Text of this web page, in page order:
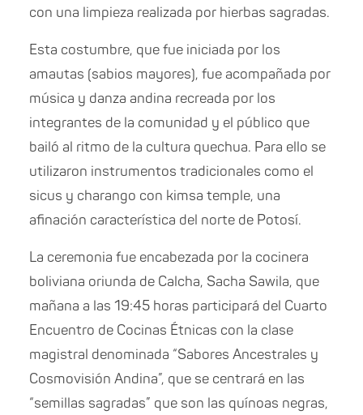
con una limpieza realizada por hierbas sagradas.
Esta costumbre, que fue iniciada por los
amautas (sabios mayores), fue acompañada por
música y danza andina recreada por los
integrantes de la comunidad y el público que
bailó al ritmo de la cultura quechua. Para ello se
utilizaron instrumentos tradicionales como el
sicus y charango con kimsa temple, una
afinación característica del norte de Potosí.
La ceremonia fue encabezada por la cocinera
boliviana oriunda de Calcha, Sacha Sawila, que
mañana a las 19:45 horas participará del Cuarto
Encuentro de Cocinas Étnicas con la clase
magistral denominada “Sabores Ancestrales y
Cosmovisión Andina”, que se centrará en las
“semillas sagradas” que son las quínoas negras,